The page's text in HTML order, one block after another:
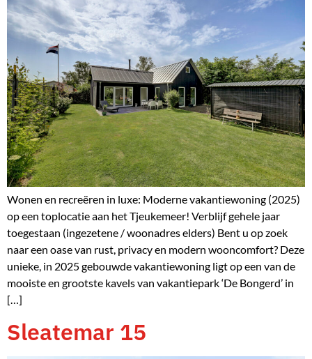
Wonen en recreëren in luxe: Moderne vakantiewoning (2025)
op een toplocatie aan het Tjeukemeer! Verblijf gehele jaar
toegestaan (ingezetene / woonadres elders) Bent u op zoek
naar een oase van rust, privacy en modern wooncomfort? Deze
unieke, in 2025 gebouwde vakantiewoning ligt op een van de
mooiste en grootste kavels van vakantiepark ‘De Bongerd’ in
[…]
Sleatemar 15